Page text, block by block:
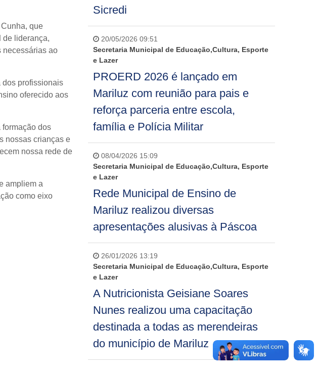
que
de liderança,
necessárias ao
dos profissionais
oferecido aos
formação dos
nossas crianças e
nossa rede de
ampliem a
como eixo
Sicredi
20/05/2026 09:51
Secretaria Municipal de Educação,Cultura, Esporte
e Lazer
PROERD 2026 é lançado em
Mariluz com reunião para pais e
reforça parceria entre escola,
família e Polícia Militar
08/04/2026 15:09
Secretaria Municipal de Educação,Cultura, Esporte
e Lazer
Rede Municipal de Ensino de
Mariluz realizou diversas
apresentações alusivas à Páscoa
26/01/2026 13:19
Secretaria Municipal de Educação,Cultura, Esporte
e Lazer
A Nutricionista Geisiane Soares
Nunes realizou uma capacitação
destinada a todas as merendeiras
do município de Mariluz